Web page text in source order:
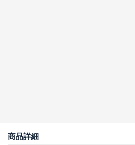
商品詳細